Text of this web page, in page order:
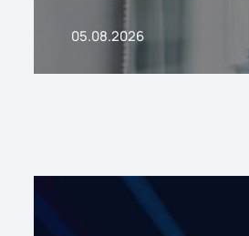
05.08.2026